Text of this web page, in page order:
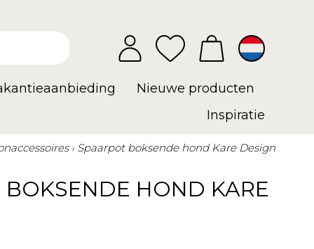
Nieuwe producten
Inspiratie
Spaarpot boksende hond Kare Design
BOKSENDE HOND KARE